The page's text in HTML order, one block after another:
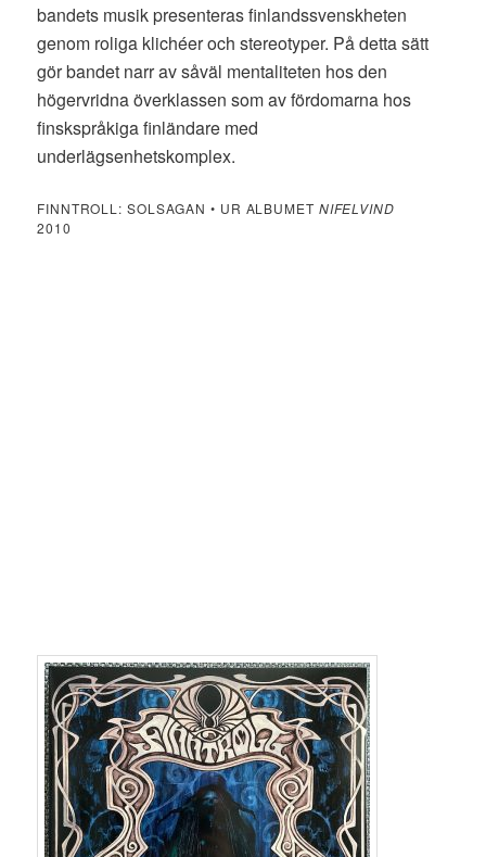
bandets musik presenteras finlandssvenskheten
genom roliga klichéer och stereotyper. På detta sätt
gör bandet narr av såväl mentaliteten hos den
högervridna överklassen som av fördomarna hos
finskspråkiga finländare med
underlägsenhetskomplex.
FINNTROLL: SOLSAGAN • UR ALBUMET NIFELVIND
2010